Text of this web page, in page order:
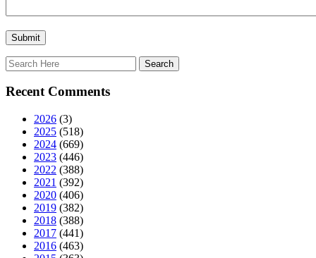
Recent Comments
2026 (3)
2025 (518)
2024 (669)
2023 (446)
2022 (388)
2021 (392)
2020 (406)
2019 (382)
2018 (388)
2017 (441)
2016 (463)